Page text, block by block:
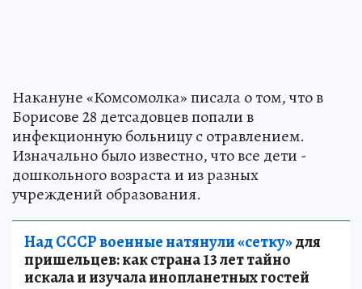
Накануне «Комсомолка» писала о том, что в
Борисове 28 детсадовцев попали в
инфекционную больницу с отравлением.
Изначально было известно, что все дети -
дошкольного возраста и из разных
учреждений образования.
Над СССР военные натянули «сетку»для
пришельцев: как страна 13 лет тайно
искала и изучала инопланетных гостей